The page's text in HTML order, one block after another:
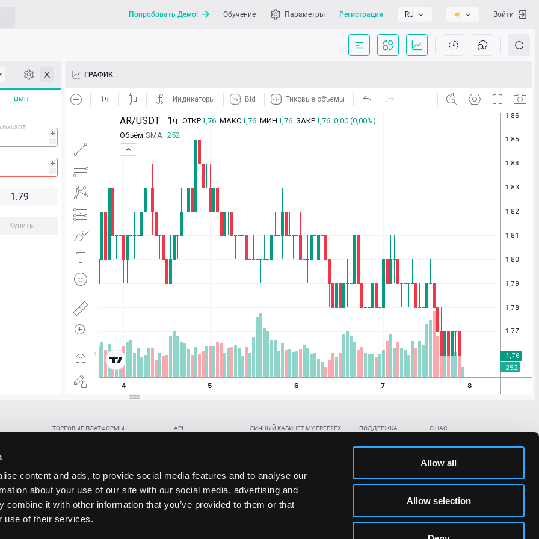
content and ads, to provide social media features and to analyse our
about your use of our site with our social media, advertising and
combine it with other information that you’ve provided to them or that
use of their services.
Allow all
Allow selection
Отправить запрос / Написать нам
Попробовать Демо! Обучение Параметры Регистрация RU Войти
LIMIT
USDT
1.79
Купить
ГРАФИК
ТОРГОВЫЕ ПЛАТФОРМЫ
Приложение TickTrader для iOS
API
FIX API
ЛИЧНЫЙ КАБИНЕТ MY FREE2EX
Партнерская ссылка
Восстановить пароль/ПИН-код
ПОДДЕРЖКА
О НАС
Политика конфиденциальности
Раскрытие рисков
прав (инвестиций), переданных в обмен на токены (в том числе в результате волатильности стоимости токенов;